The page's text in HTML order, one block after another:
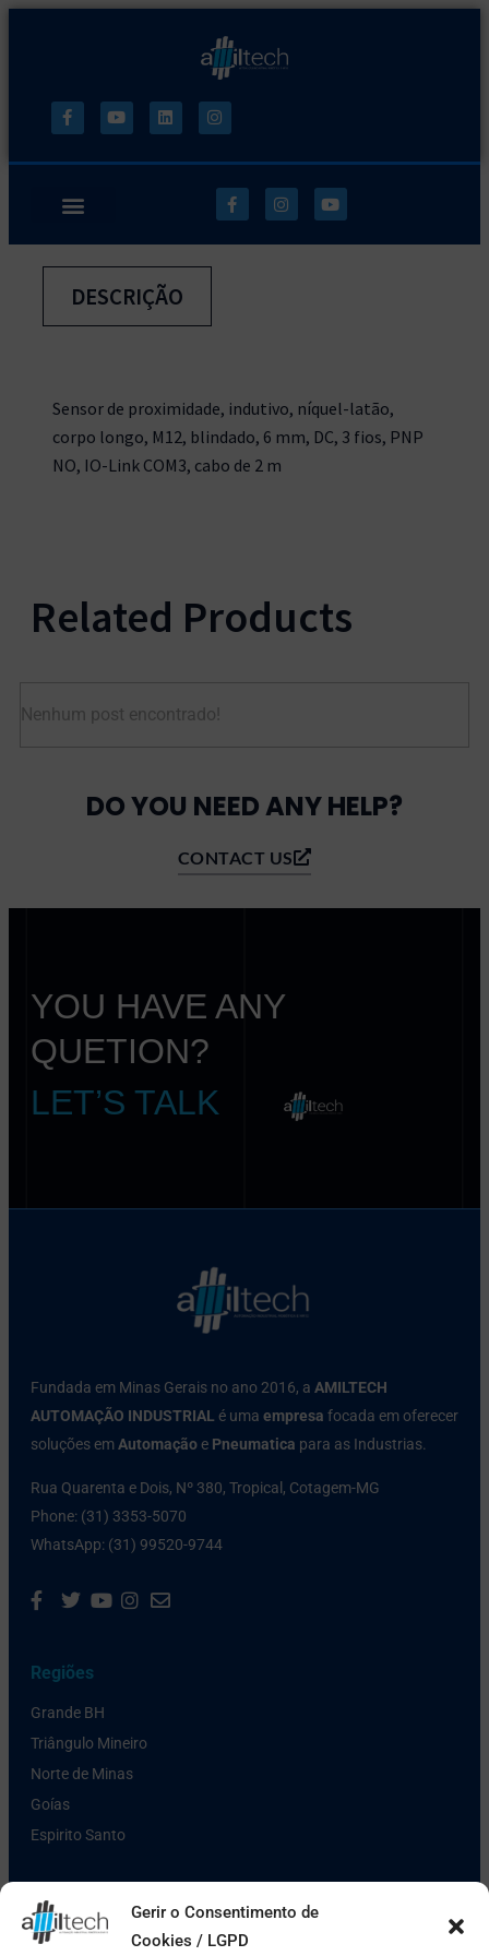
Gerir o Consentimento de
Cookies / LGPD
DESCRIÇÃO
Sensor de proximidade, indutivo, níquel-latão,
corpo longo, M12, blindado, 6 mm, DC, 3 fios, PNP
NO, IO-Link COM3, cabo de 2 m
Related Products
Nenhum post encontrado!
DO YOU NEED ANY HELP?
CONTACT US
YOU HAVE ANY
QUETION?
LET’S TALK
Fundada em Minas Gerais no ano 2016, a AMILTECH
AUTOMAÇÃO INDUSTRIAL é uma empresa focada em oferecer
soluções em Automação e Pneumatica para as Industrias.
Rua Quarenta e Dois, Nº 380, Tropical, Cotagem-MG
Phone: (31) 3353-5070
WhatsApp: (31) 99520-9744
Regiões
Grande BH
Triângulo Mineiro
Norte de Minas
Goías
Espirito Santo
Links Úteis
Política de Privacidade